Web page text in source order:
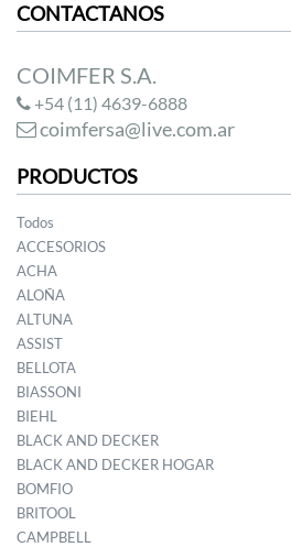
CONTACTANOS
COIMFER S.A.
+54 (11) 4639-6888
coimfersa@live.com.ar
PRODUCTOS
Todos
ACCESORIOS
ACHA
ALOÑA
ALTUNA
ASSIST
BELLOTA
BIASSONI
BIEHL
BLACK AND DECKER
BLACK AND DECKER HOGAR
BOMFIO
BRITOOL
CAMPBELL